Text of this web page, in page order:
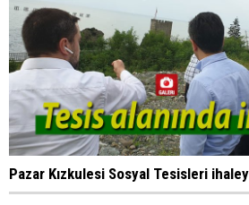
Pazar Kızkulesi Sosyal Tesisleri